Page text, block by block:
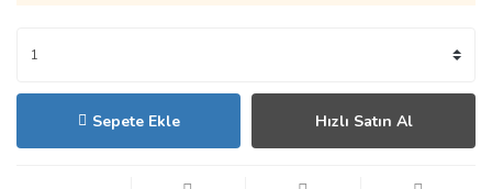
Sepete Ekle Hızlı Satın Al